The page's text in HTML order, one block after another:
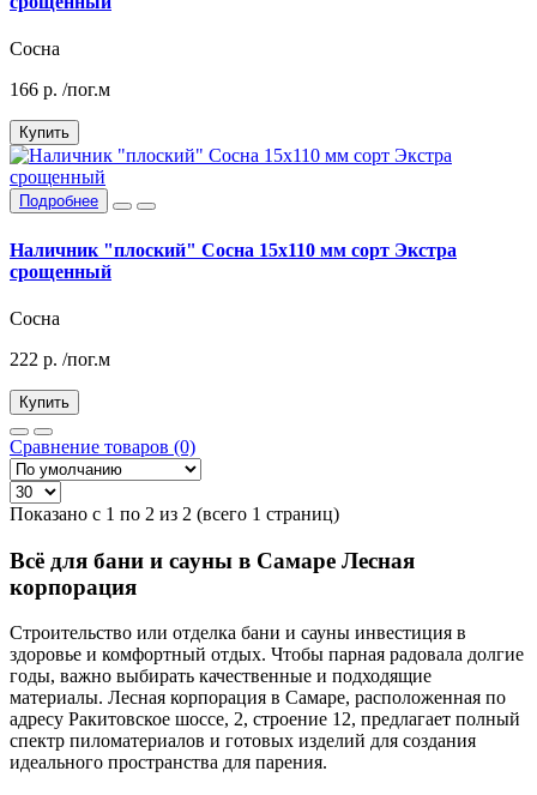
Сосна
166 р. /пог.м
Купить
Подробнее
Наличник "плоский" Сосна 15х110 мм сорт Экстра
срощенный
Сосна
222 р. /пог.м
Купить
Сравнение товаров (0)
Показано с 1 по 2 из 2 (всего 1 страниц)
Всё для бани и сауны в Самаре Лесная
корпорация
Строительство или отделка бани и сауны инвестиция в
здоровье и комфортный отдых. Чтобы парная радовала долгие
годы, важно выбирать качественные и подходящие
материалы. Лесная корпорация в Самаре, расположенная по
адресу Ракитовское шоссе, 2, строение 12, предлагает полный
спектр пиломатериалов и готовых изделий для создания
идеального пространства для парения.